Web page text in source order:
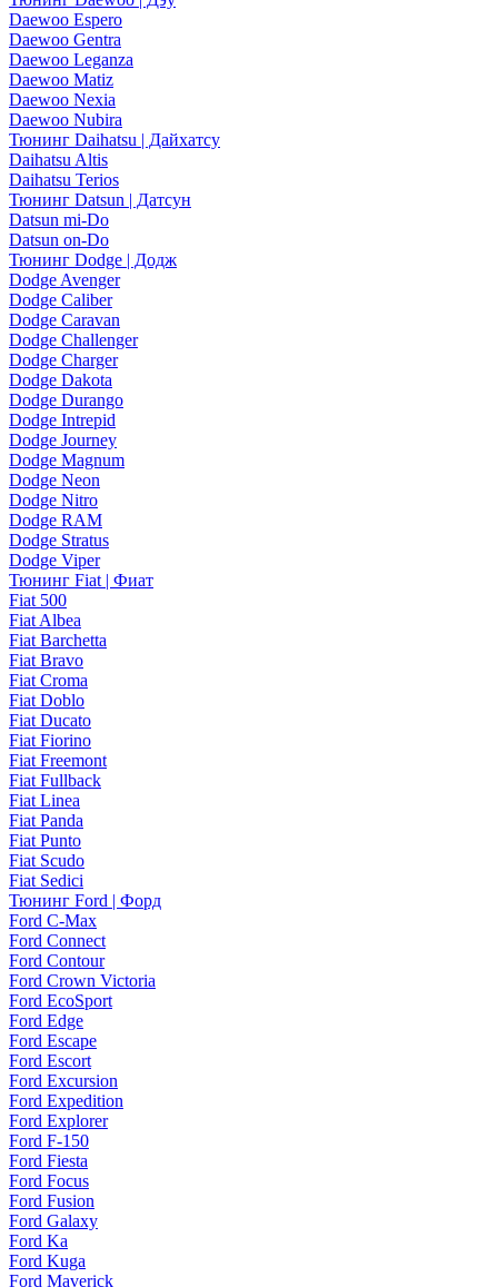
Daewoo Espero
Daewoo Gentra
Daewoo Leganza
Daewoo Matiz
Daewoo Nexia
Daewoo Nubira
Тюнинг Daihatsu | Дайхатсу
Daihatsu Altis
Daihatsu Terios
Тюнинг Datsun | Датсун
Datsun mi-Do
Datsun on-Do
Тюнинг Dodge | Додж
Dodge Avenger
Dodge Caliber
Dodge Caravan
Dodge Challenger
Dodge Charger
Dodge Dakota
Dodge Durango
Dodge Intrepid
Dodge Journey
Dodge Magnum
Dodge Neon
Dodge Nitro
Dodge RAM
Dodge Stratus
Dodge Viper
Тюнинг Fiat | Фиат
Fiat 500
Fiat Albea
Fiat Barchetta
Fiat Bravo
Fiat Croma
Fiat Doblo
Fiat Ducato
Fiat Fiorino
Fiat Freemont
Fiat Fullback
Fiat Linea
Fiat Panda
Fiat Punto
Fiat Scudo
Fiat Sedici
Тюнинг Ford | Форд
Ford C-Max
Ford Connect
Ford Contour
Ford Crown Victoria
Ford EcoSport
Ford Edge
Ford Escape
Ford Escort
Ford Excursion
Ford Expedition
Ford Explorer
Ford F-150
Ford Fiesta
Ford Focus
Ford Fusion
Ford Galaxy
Ford Ka
Ford Kuga
Ford Maverick